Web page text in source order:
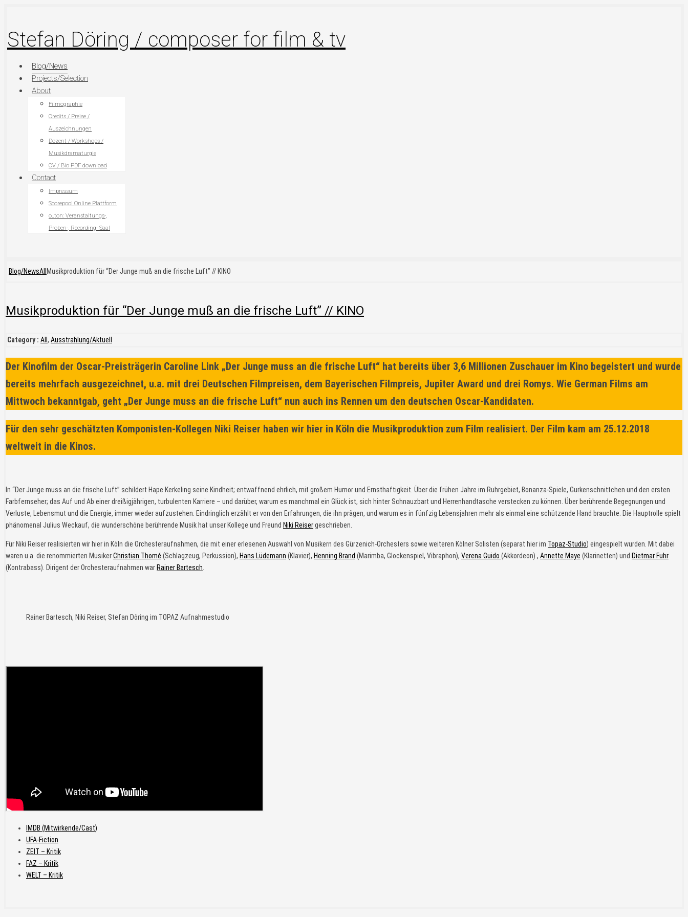
Stefan Döring / composer for film & tv
Blog/News
Projects/Selection
About
Filmographie
Credits / Preise /
Auszeichnungen
Dozent / Workshops /
Musikdramaturgie
CV / Bio PDF download
Contact
Impressum
Scorepool Online Plattform
o_ton: Veranstaltungs-,
Proben-, Recording- Saal
Blog/NewsAll Musikproduktion für “Der Junge muß an die frische Luft” // KINO
Musikproduktion für “Der Junge muß an die frische Luft” // KINO
Category : All , Ausstrahlung/Aktuell
Der Kinofilm der Oscar-Preisträgerin Caroline Link „Der Junge muss an die frische Luft“ hat bereits über 3,6 Millionen Zuschauer im Kino begeistert und wurde
bereits mehrfach ausgezeichnet, u.a. mit drei Deutschen Filmpreisen, dem Bayerischen Filmpreis, Jupiter Award und drei Romys. Wie German Films am
Mittwoch bekanntgab, geht „Der Junge muss an die frische Luft“ nun auch ins Rennen um den deutschen Oscar-Kandidaten.
Für den sehr geschätzten Komponisten-Kollegen Niki Reiser haben wir hier in Köln die Musikproduktion zum Film realisiert. Der Film kam am 25.12.2018
weltweit in die Kinos.
In “Der Junge muss an die frische Luft” schildert Hape Kerkeling seine Kindheit; entwaffnend ehrlich, mit großem Humor und Ernsthaftigkeit. Über die frühen Jahre im Ruhrgebiet, Bonanza-Spiele, Gurkenschnittchen und den ersten
Farbfernseher; das Auf und Ab einer dreißigjährigen, turbulenten Karriere – und darüber, warum es manchmal ein Glück ist, sich hinter Schnauzbart und Herrenhandtasche verstecken zu können. Über berührende Begegnungen und
Verluste, Lebensmut und die Energie, immer wieder aufzustehen. Eindringlich erzählt er von den Erfahrungen, die ihn prägen, und warum es in fünfzig Lebensjahren mehr als einmal eine schützende Hand brauchte. Die Hauptrolle spielt
phänomenal Julius Weckauf, die wunderschöne berührende Musik hat unser Kollege und Freund Niki Reisergeschrieben.
Für Niki Reiser realisierten wir hier in Köln die Orchesteraufnahmen, die mit einer erlesenen Auswahl von Musikern des Gürzenich-Orchesters sowie weiteren Kölner Solisten (separat hier im Topaz-Studio) eingespielt wurden. Mit dabei
waren u.a. die renommierten MusikerChristian Thomé (Schlagzeug, Perkussion), Hans Lüdemann (Klavier), Henning Brand (Marimba, Glockenspiel, Vibraphon), Verena Guido (Akkordeon) , Annette Maye (Klarinetten) und Dietmar Fuhr
(Kontrabass). Dirigent der Orchesteraufnahmen war Rainer Bartesch
Rainer Bartesch, Niki Reiser, Stefan Döring im TOPAZ Aufnahmestudio
IMDB (Mitwirkende/Cast)
UFA-Fiction
ZEIT – Kritik
FAZ – Kritik
WELT – Kritik